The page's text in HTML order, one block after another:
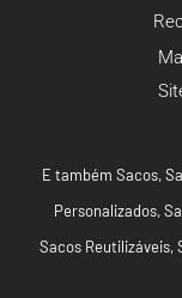
E também Sacos,
Personalizados,
Sacos Reutilizáveis,